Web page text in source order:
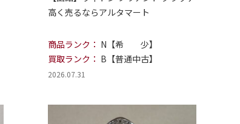
高く売るならアルタマート
商品ランク： N【希 少】
買取ランク： B【普通中古】
2026.07.31